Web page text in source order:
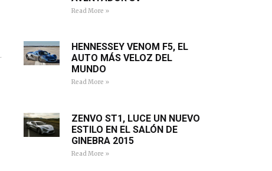
Read More »
HENNESSEY VENOM F5, EL
AUTO MÁS VELOZ DEL
MUNDO
Read More »
ZENVO ST1, LUCE UN NUEVO
ESTILO EN EL SALÓN DE
GINEBRA 2015
Read More »